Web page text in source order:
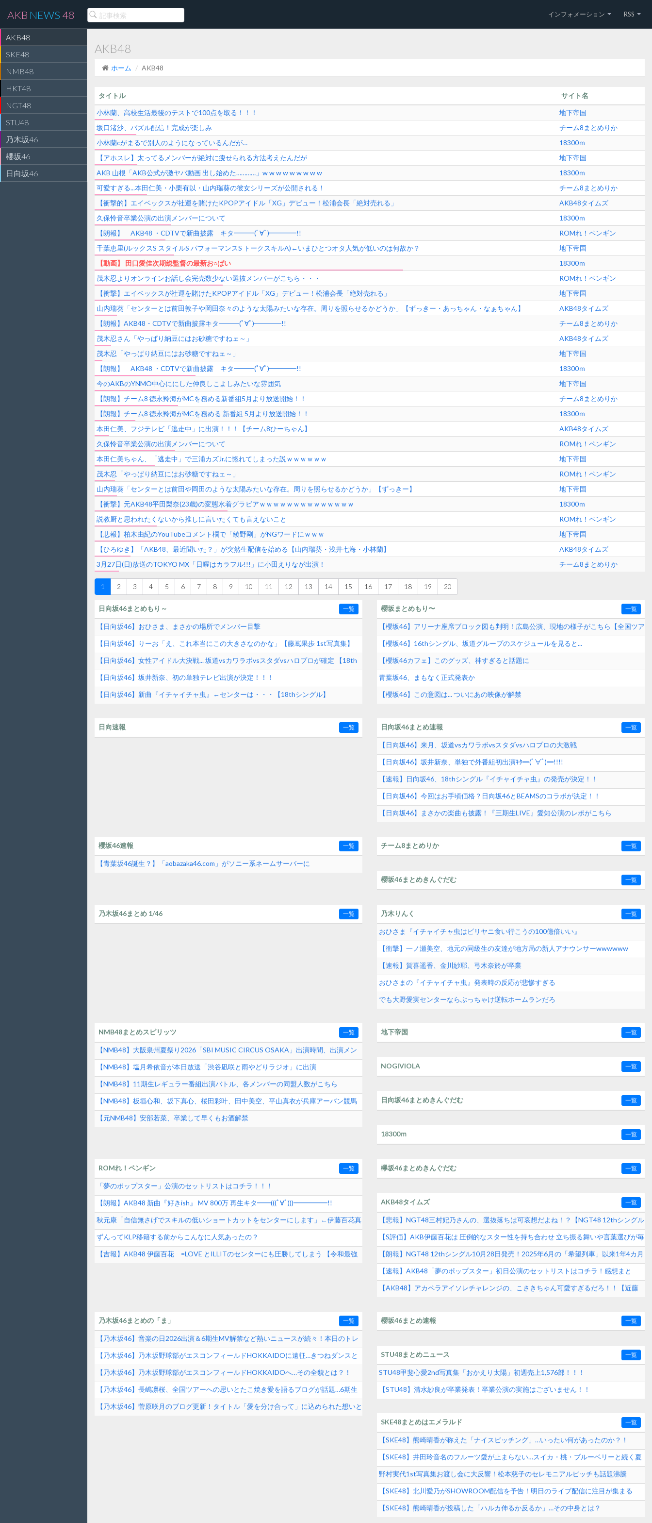
AKB NEWS 48 インフォメーション RSS
AKB48
SKE48
NMB48
HKT48
NGT48
STU48
乃木坂46
櫻坂46
日向坂46
AKB48
ホーム AKB48
タイトル サイト名
小林蘭、高校生活最後のテストで100点を取る！！！
地下帝国
坂口渚沙、パズル配信！完成が楽しみ
チーム8まとめりか
小林蘭cがまるで別人のようになっているんだが…
18300ｍ
【アホスレ】太ってるメンバーが絶対に痩せられる方法考えたんだが
地下帝国
AKB 山根「AKB公式が激ヤバ動画 出し始めた…………」w w w w w w w w w
18300ｍ
可愛すぎる...本田仁美・小栗有以・山内瑞葵の彼女シリーズが公開される！
チーム8まとめりか
【衝撃的】エイベックスが社運を賭けたKPOPアイドル「XG」デビュー！松浦会長「絶対売れる」
AKB48タイムズ
久保怜音卒業公演の出演メンバーについて
18300ｍ
【朗報】 AKB48 ・CDTVで新曲披露 キタ━━━(ﾟ∀ﾟ)━━━━!!
ROMれ！ペンギン
千葉恵里(ルックスS スタイルS パフォーマンスS トークスキルA)←いまひとつオタ人気が低いのは何故か？
地下帝国
【動画】 田口愛佳次期総監督の最新お○ぱい
18300ｍ
茂木忍よりオンラインお話し会完売数少ない選抜メンバーがこちら・・・
ROMれ！ペンギン
【衝撃】エイベックスが社運を賭けたKPOPアイドル「XG」デビュー！松浦会長「絶対売れる」
地下帝国
山内瑞葵「センターとは前田敦子や岡田奈々のような太陽みたいな存在。周りを照らせるかどうか」【ずっきー・あっちゃん・なぁちゃん】
AKB48タイムズ
【朗報】AKB48・CDTVで新曲披露キタ━━━(ﾟ∀ﾟ)━━━━!!
チーム8まとめりか
茂木忍さん「やっぱり納豆にはお砂糖ですねェ～」
AKB48タイムズ
茂木忍「やっぱり納豆にはお砂糖ですねェ～」
地下帝国
【朗報】 AKB48 ・CDTVで新曲披露 キタ━━━(ﾟ∀ﾟ)━━━━!!
18300ｍ
今のAKBのYNMO中心ににした仲良しこよしみたいな雰囲気
地下帝国
【朗報】チーム8 徳永羚海がMCを務める新番組5月より放送開始！！
チーム8まとめりか
【朗報】チーム8 徳永羚海がMCを務める 新番組 5月より放送開始！！
18300ｍ
本田仁美、フジテレビ「逃走中」に出演！！！【チーム8ひーちゃん】
AKB48タイムズ
久保怜音卒業公演の出演メンバーについて
ROMれ！ペンギン
本田仁美ちゃん、「逃走中」で三浦カズJr.に惚れてしまった説ｗｗｗｗｗｗ
地下帝国
茂木忍「やっぱり納豆にはお砂糖ですねェ～」
ROMれ！ペンギン
山内瑞葵「センターとは前田や岡田のような太陽みたいな存在。周りを照らせるかどうか」【ずっきー】
地下帝国
【衝撃】元AKB48平田梨奈(23歳)の変態水着グラビアｗｗｗｗｗｗｗｗｗｗｗｗｗｗ
18300ｍ
説教厨と思われたくないから推しに言いたくても言えないこと
ROMれ！ペンギン
【悲報】柏木由紀のYouTubeコメント欄で「綾野剛」がNGワードにｗｗｗ
地下帝国
【ひろゆき】「AKB48、最近聞いた？」が突然生配信を始める【山内瑞葵・浅井七海・小林蘭】
AKB48タイムズ
3月27日(日)放送のTOKYO MX「日曜はカラフル!!!」に小田えりなが出演！
チーム8まとめりか
1 2 3 4 5 6 7 8 9 10 11 12 13 14 15 16 17 18 19 20
日向坂46まとめもり～ 一覧
【日向坂46】おひさま、まさかの場所でメンバー目撃
【日向坂46】りーお「え、これ本当にこの大きさなのかな」【藤嶌果歩 1st写真集】
【日向坂46】女性アイドル大決戦... 坂道vsカワラボvsスタダvsハロプロが確定 【18th
シングル イチャイチャ虫】
【日向坂46】坂井新奈、初の単独テレビ出演が決定！！！
【日向坂46】新曲『イチャイチャ虫』←センターは・・・【18thシングル】
櫻坂まとめもり〜 一覧
【櫻坂46】アリーナ座席ブロック図も判明！広島公演、現地の様子がこちら【全国ツア
ー2026 -What’s lonesome?- 】
【櫻坂46】16thシングル、坂道グループのスケジュールを見ると...
【櫻坂46カフェ】このグッズ、神すぎると話題に
青葉坂46、まもなく正式発表か
【櫻坂46】この意図は... ついにあの映像が解禁
日向速報 一覧 日向坂46まとめ速報 一覧
【日向坂46】来月、坂道vsカワラボvsスタダvsハロプロの大激戦
【日向坂46】坂井新奈、単独で外番組初出演ｷﾀ━(ﾟ∀ﾟ)━!!!!
【速報】日向坂46、18thシングル『イチャイチャ虫』の発売が決定！！
【日向坂46】今回はお手頃価格？日向坂46とBEAMSのコラボが決定！！
【日向坂46】まさかの楽曲も披露！『三期生LIVE』愛知公演のレポがこちら
櫻坂46速報 一覧
【青葉坂46誕生？】「aobazaka46.com」がソニー系ネームサーバーに
チーム8まとめりか 一覧
櫻坂46まとめきんぐだむ 一覧
乃木坂46まとめ 1/46 一覧 乃木りんく 一覧
おひさま『イチャイチャ虫はビリヤニ食い行こうの100億倍いい』
【衝撃】一ノ瀬美空、地元の同級生の友達が地方局の新人アナウンサーwwwwww
【速報】賀喜遥香、金川紗耶、弓木奈於が卒業
おひさまの『イチャイチャ虫』発表時の反応が悲惨すぎる
でも大野愛実センターならぶっちゃけ逆転ホームランだろ
NMB48まとめスピリッツ 一覧
【NMB48】大阪泉州夏祭り2026「SBI MUSIC CIRCUS OSAKA」出演時間、出演メン
バー変更のお知らせ
【NMB48】塩月希依音が本日放送「渋谷凪咲と雨やどりラジオ」に出演
【NMB48】11期生レギュラー番組出演バトル、各メンバーの同盟人数がこちら
【NMB48】板垣心和、坂下真心、桜田彩叶、田中美空、平山真衣が兵庫アーバン競馬
【HUK】公式YouTube現地配信番組「HUK Campus Live」に出演
【元NMB48】安部若菜、卒業して早くもお酒解禁
地下帝国 一覧
NOGIVIOLA 一覧
日向坂46まとめきんぐだむ 一覧
18300ｍ 一覧
ROMれ！ペンギン 一覧
「夢のポップスター」公演のセットリストはコチラ！！！
【朗報】AKB48 新曲『好きish』 MV 800万 再生キタ━━(((ﾟ∀ﾟ)))━━━━━!!
秋元康「自信無さげでスキルの低いショートカットをセンターにします」←伊藤百花真
逆じゃね？
ずんってKLP移籍する前からこんなに人気あったの？
【吉報】AKB48 伊藤百花 =LOVE とILLITのセンターにも圧勝してしまう 【令和最強
欅坂46まとめきんぐだむ 一覧
AKB48タイムズ 一覧
【悲報】NGT48三村妃乃さんの、選抜落ちは可哀想だよね！？【NGT48 12thシングル
10月28日発売】
【S評価】AKB伊藤百花は 圧倒的なスター性を持ち合わせ 立ち振る舞いや言葉選びが毎
回120点のアイドル【AKB48いともも】
【朗報】NGT48 12thシングル10月28日発売！2025年6月の「希望列車」以来1年4カ月
ぶりの発売！！
【速報】AKB48「夢のポップスター」初日公演のセットリストはコチラ！感想まと
め！！【2026年8月7日(金)】
【AKB48】アカペラアイソレチャレンジの、こさきちゃん可愛すぎるだろ！！【近藤
乃木坂46まとめの「ま」 一覧
【乃木坂46】音楽の日2026出演＆6期生MV解禁など熱いニュースが続々！本日のトレ
ンド速報
【乃木坂46】乃木坂野球部がエスコンフィールドHOKKAIDOに遠征…きつねダンスと
ファーストピッチの裏側とは？！
【乃木坂46】乃木坂野球部がエスコンフィールドHOKKAIDOへ…その全貌とは？！
【乃木坂46】長嶋凛桜、全国ツアーへの思いとたこ焼き愛を語るブログが話題…6期生
の素顔に迫る！
【乃木坂46】菅原咲月のブログ更新！タイトル「愛を分け合って」に込められた想いと
櫻坂46まとめ速報 一覧
STU48まとめニュース 一覧
STU48甲斐心愛2nd写真集「おかえり太陽」初週売上1,576部！！！
【STU48】清水紗良が卒業発表！卒業公演の実施はございません！！
SKE48まとめはエメラルド 一覧
【SKE48】熊崎晴香が称えた「ナイスピッチング」…いったい何があったのか？！
【SKE48】井田玲音名のフルーツ愛が止まらない…スイカ・桃・ブルーベリーと続く夏
グルメの実態とは？
野村実代1st写真集お渡し会に大反響！松本慈子のセレモニアルピッチも話題沸騰
SKE48界隈トレンド速報
【SKE48】北川愛乃がSHOWROOM配信を予告！明日のライブ配信に注目が集まる
【SKE48】熊崎晴香が投稿した「ハルカ伸るか反るか」…その中身とは？